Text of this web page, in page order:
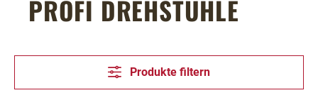
PROFI DREHSTÜHLE
Produkte filtern